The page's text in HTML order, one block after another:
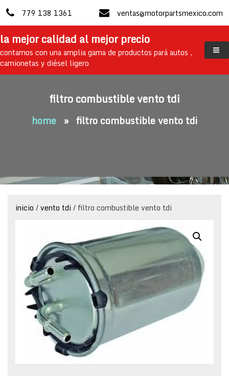
to
content
779 138 1361 ventas@motorpartsmexico.com
la mejor calidad al mejor precio
contamos con una amplia gama de productos pará autos ,
camionetas y diésel ligero
filtro combustible vento tdi
home » filtro combustible vento tdi
inicio /vento tdi / filtro combustible vento tdi